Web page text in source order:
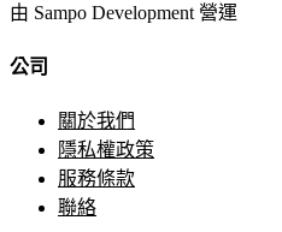
由 Sampo Development 營運
公司
關於我們
隱私權政策
服務條款
聯絡